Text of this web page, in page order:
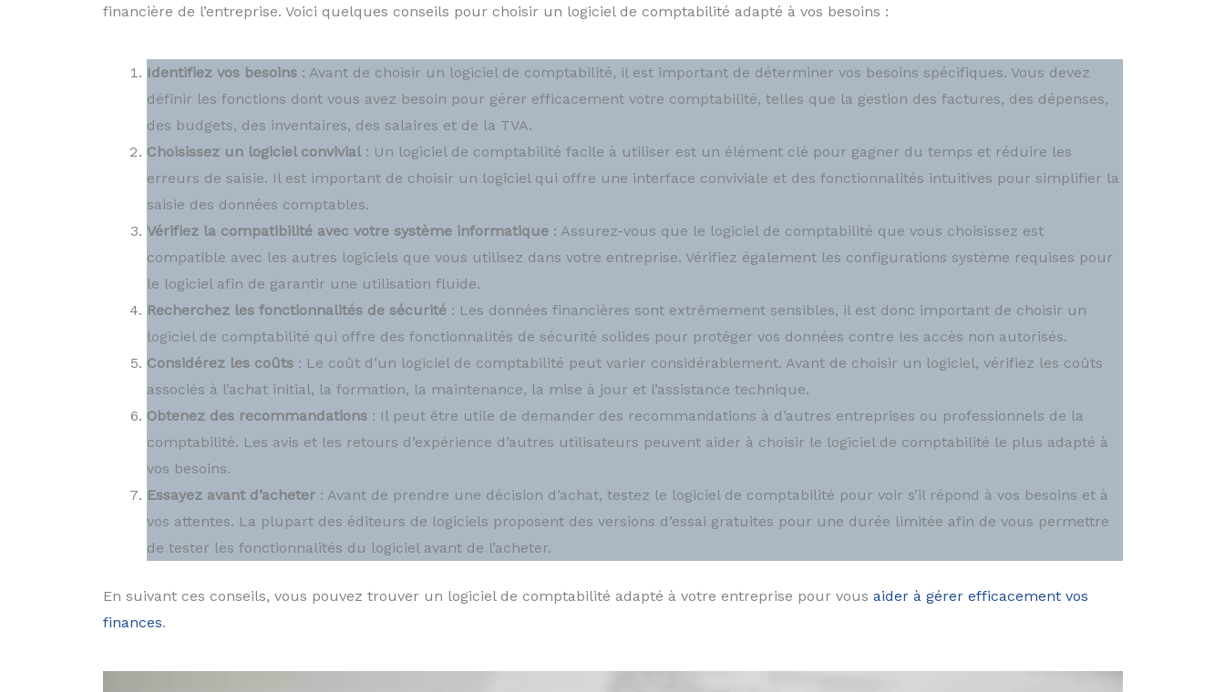
financière de l’entreprise. Voici quelques conseils pour choisir un logiciel de comptabilité adapté à vos besoins :
Identifiez vos besoins: Avant de choisir un logiciel de comptabilité, il est important de déterminer vos besoins spécifiques. Vous devez
définir les fonctions dont vous avez besoin pour gérer efficacement votre comptabilité, telles que la gestion des factures, des dépenses,
des budgets, des inventaires, des salaires et de la TVA.
Choisissez un logiciel convivial: Un logiciel de comptabilité facile à utiliser est un élément clé pour gagner du temps et réduire les
erreurs de saisie. Il est important de choisir un logiciel qui offre une interface conviviale et des fonctionnalités intuitives pour simplifier la
saisie des données comptables.
Vérifiez la compatibilité avec votre système informatique : Assurez-vous que le logiciel de comptabilité que vous choisissez est
compatible avec les autres logiciels que vous utilisez dans votre entreprise. Vérifiez également les configurations système requises pour
le logiciel afin de garantir une utilisation fluide.
Recherchez les fonctionnalités de sécurité : Les données financières sont extrêmement sensibles, il est donc important de choisir un
logiciel de comptabilité qui offre des fonctionnalités de sécurité solides pour protéger vos données contre les accès non autorisés.
Considérez les coûts : Le coût d’un logiciel de comptabilité peut varier considérablement. Avant de choisir un logiciel, vérifiez les coûts
associés à l’achat initial, la formation, la maintenance, la mise à jour et l’assistance technique.
Obtenez des recommandations: Il peut être utile de demander des recommandations à d’autres entreprises ou professionnels de la
comptabilité. Les avis et les retours d’expérience d’autres utilisateurs peuvent aider à choisir le logiciel de comptabilité le plus adapté à
vos besoins.
Essayez avant d’acheter: Avant de prendre une décision d’achat, testez le logiciel de comptabilité pour voir s’il répond à vos besoins et à
vos attentes. La plupart des éditeurs de logiciels proposent des versions d’essai gratuites pour une durée limitée afin de vous permettre
de tester les fonctionnalités du logiciel avant de l’acheter.
En suivant ces conseils, vous pouvez trouver un logiciel de comptabilité adapté à votre entreprise pour vous aider à gérer efficacement vos
finances.